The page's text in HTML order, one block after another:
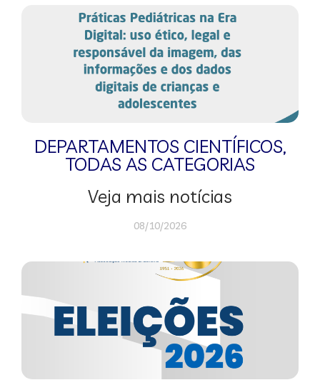
DEPARTAMENTOS CIENTÍFICOS,
TODAS AS CATEGORIAS
Veja mais notícias
08/10/2026